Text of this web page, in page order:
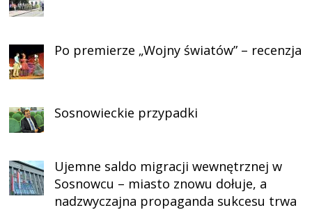
Po premierze „Wojny światów” – recenzja
Sosnowieckie przypadki
Ujemne saldo migracji wewnętrznej w
Sosnowcu – miasto znowu dołuje, a
nadzwyczajna propaganda sukcesu trwa